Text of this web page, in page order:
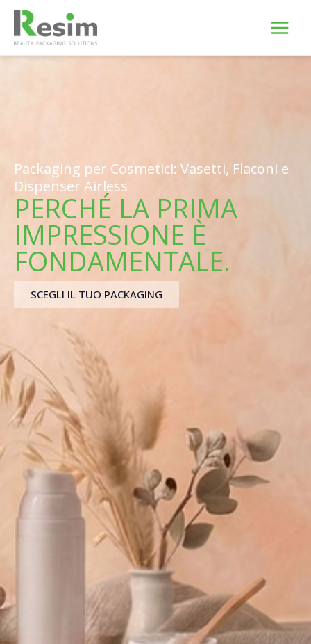
contenuto
Packaging per Cosmetici: Vasetti, Flaconi e
Dispenser Airless
PERCHÉ LA PRIMA
IMPRESSIONE È
FONDAMENTALE.
SCEGLI IL TUO PACKAGING